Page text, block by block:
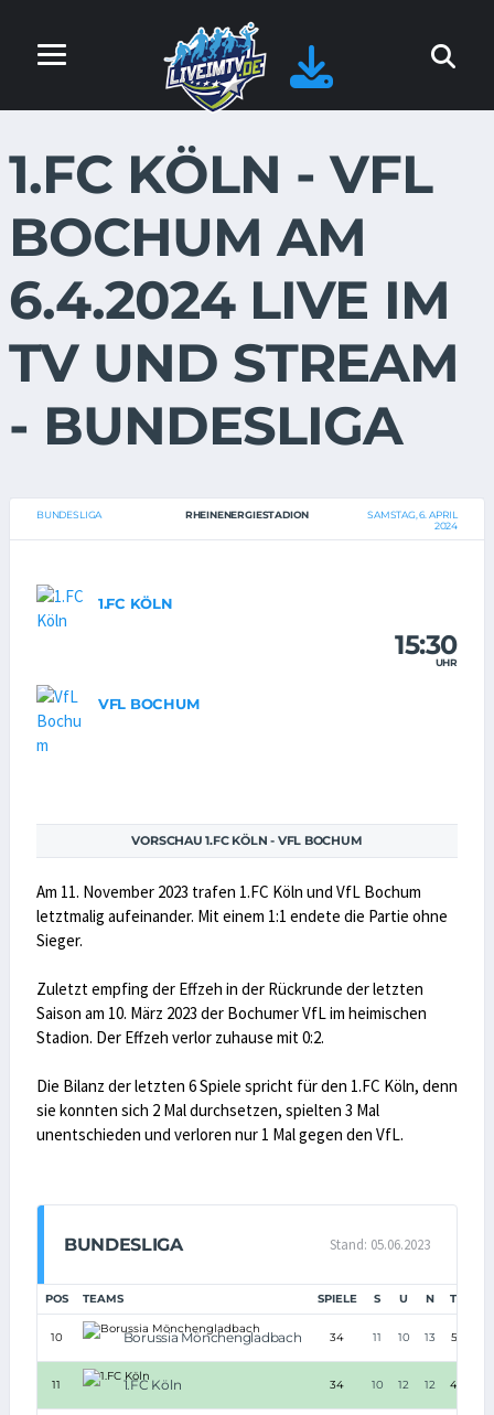
1.FC KÖLN - VFL
BOCHUM AM
6.4.2024 LIVE IM
TV UND STREAM
- BUNDESLIGA
BUNDESLIGA RHEINENERGIESTADION
SAMSTAG, 6. APRIL
2024
1.FC KÖLN
15:30
UHR
VFL BOCHUM
VORSCHAU 1.FC KÖLN - VFL BOCHUM
Am 11. November 2023 trafen 1.FC Köln und VfL Bochum
letztmalig aufeinander. Mit einem 1:1 endete die Partie ohne
Sieger.
Zuletzt empfing der Effzeh in der Rückrunde der letzten
Saison am 10. März 2023 der Bochumer VfL im heimischen
Stadion. Der Effzeh verlor zuhause mit 0:2.
Die Bilanz der letzten 6 Spiele spricht für den 1.FC Köln, denn
sie konnten sich 2 Mal durchsetzen, spielten 3 Mal
unentschieden und verloren nur 1 Mal gegen den VfL.
BUNDESLIGA Stand: 05.06.2023
POS TEAMS SPIELE S U N TORE
10 Borussia Mönchengladbach 34 11 10 13 52:55
11 1.FC Köln 34 10 12 12 49:54